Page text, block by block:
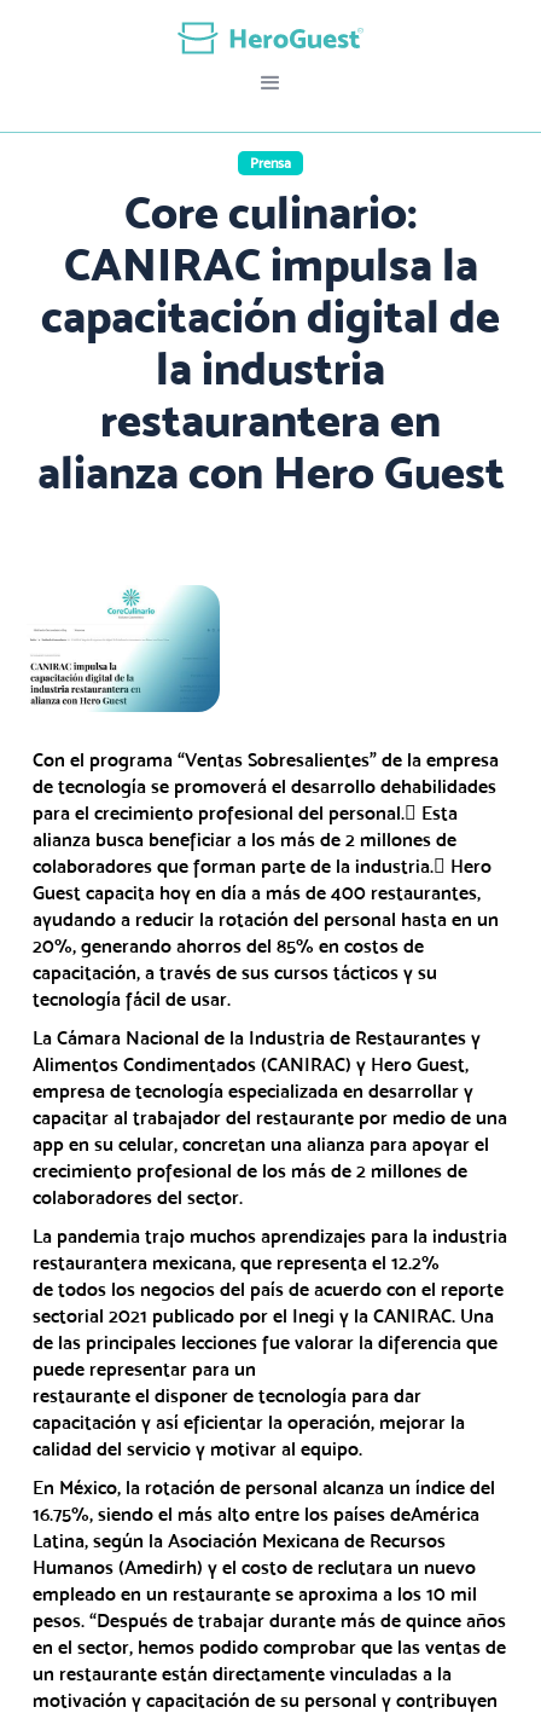
Prensa
Core culinario:
CANIRAC impulsa la
capacitación digital de
la industria
restaurantera en
alianza con Hero Guest
Con el programa “Ventas Sobresalientes” de la empresa
de tecnología se promoverá el desarrollo dehabilidades
para el crecimiento profesional del personal. Esta
alianza busca beneficiar a los más de 2 millones de
colaboradores que forman parte de la industria. Hero
Guest capacita hoy en día a más de 400 restaurantes,
ayudando a reducir la rotación del personal hasta en un
20%, generando ahorros del 85% en costos de
capacitación, a través de sus cursos tácticos y su
tecnología fácil de usar.
La Cámara Nacional de la Industria de Restaurantes y
Alimentos Condimentados (CANIRAC) y Hero Guest,
empresa de tecnología especializada en desarrollar y
capacitar al trabajador del restaurante por medio de una
app en su celular, concretan una alianza para apoyar el
crecimiento profesional de los más de 2 millones de
colaboradores del sector.
La pandemia trajo muchos aprendizajes para la industria
restaurantera mexicana, que representa el 12.2%
de todos los negocios del país de acuerdo con el reporte
sectorial 2021 publicado por el Inegi y la CANIRAC. Una
de las principales lecciones fue valorar la diferencia que
puede representar para un
restaurante el disponer de tecnología para dar
capacitación y así eficientar la operación, mejorar la
calidad del servicio y motivar al equipo.
En México, la rotación de personal alcanza un índice del
16.75%, siendo el más alto entre los países deAmérica
Latina, según la Asociación Mexicana de Recursos
Humanos (Amedirh) y el costo de reclutara un nuevo
empleado en un restaurante se aproxima a los 10 mil
pesos. “Después de trabajar durante más de quince años
en el sector, hemos podido comprobar que las ventas de
un restaurante están directamente vinculadas a la
motivación y capacitación de su personal y contribuyen